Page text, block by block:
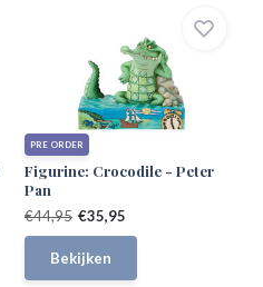
PRE ORDER
Figurine: Crocodile - Peter
Pan
€44,95 €35,95
Bekijken